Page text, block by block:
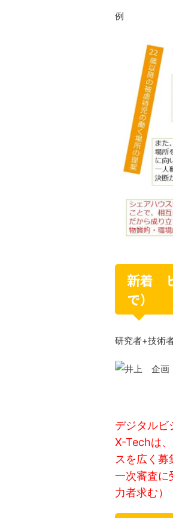
例
新着
で）
研究者+技術
デジタル
X-Techは
スを広く
一次審査に
力者求む）